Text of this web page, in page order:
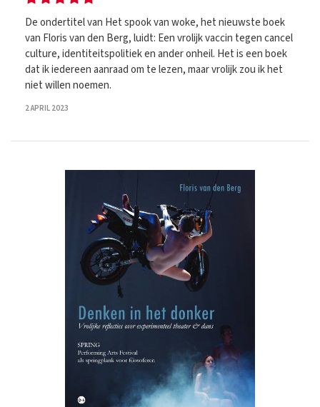
De ondertitel van Het spook van woke, het nieuwste boek
van Floris van den Berg, luidt: Een vrolijk vaccin tegen cancel
culture, identiteitspolitiek en ander onheil. Het is een boek
dat ik iedereen aanraad om te lezen, maar vrolijk zou ik het
niet willen noemen.
2 APRIL 2023